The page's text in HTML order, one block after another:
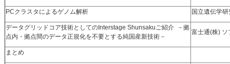
PCクラスタによるゲノム解析 国立遺伝学
データグリッドコア技術としてのInterstage Shunsakuご紹介 －拠
点内・拠点間のデータ正規化を不要とする純国産新技術－
富士通(株) ソ
まとめ